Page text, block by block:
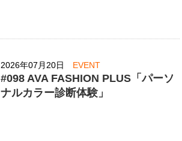
2026年07月20日 EVENT
#098 AVA FASHION PLUS「パーソ
ナルカラー診断体験」